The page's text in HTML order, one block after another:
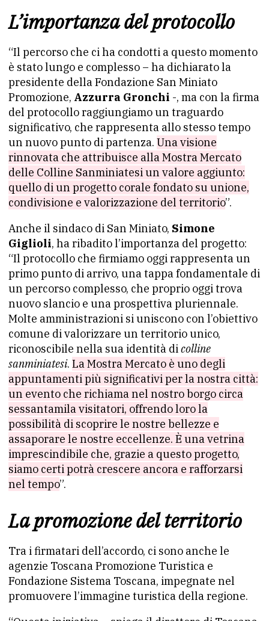
L’importanza del protocollo
“Il percorso che ci ha condotti a questo momento
è stato lungo e complesso – ha dichiarato la
presidente della Fondazione San Miniato
Promozione, Azzurra Gronchi -, ma con la firma
del protocollo raggiungiamo un traguardo
significativo, che rappresenta allo stesso tempo
un nuovo punto di partenza. Una visione
rinnovata che attribuisce alla Mostra Mercato
delle Colline Sanminiatesi un valore aggiunto:
quello di un progetto corale fondato su unione,
condivisione e valorizzazione del territorio”.
Anche il sindaco di San Miniato, Simone
Giglioli, ha ribadito l’importanza del progetto:
“Il protocollo che firmiamo oggi rappresenta un
primo punto di arrivo, una tappa fondamentale di
un percorso complesso, che proprio oggi trova
nuovo slancio e una prospettiva pluriennale.
Molte amministrazioni si uniscono con l’obiettivo
comune di valorizzare un territorio unico,
riconoscibile nella sua identità dicolline
sanminiatesi. La Mostra Mercato è uno degli
appuntamenti più significativi per la nostra città:
un evento che richiama nel nostro borgo circa
sessantamila visitatori, offrendo loro la
possibilità di scoprire le nostre bellezze e
assaporare le nostre eccellenze. È una vetrina
imprescindibile che, grazie a questo progetto,
siamo certi potrà crescere ancora e rafforzarsi
nel tempo”.
La promozione del territorio
Tra i firmatari dell’accordo, ci sono anche le
agenzie Toscana Promozione Turistica e
Fondazione Sistema Toscana, impegnate nel
promuovere l’immagine turistica della regione.